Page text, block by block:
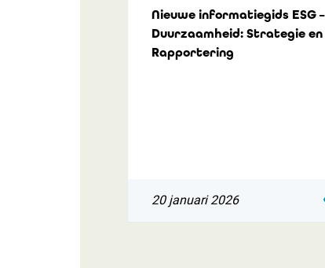
Nieuwe informatiegids ESG –
Duurzaamheid: Strategie en
Rapportering
20 januari 2026